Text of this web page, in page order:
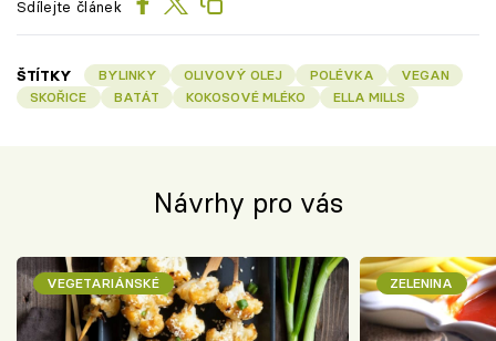
Sdílejte článek
ŠTÍTKY BYLINKY OLIVOVÝ OLEJ POLÉVKA
VEGAN
SKOŘICE
BATÁT KOKOSOVÉ MLÉKO ELLA MILLS
Návrhy pro vás
VEGETARIÁNSKÉ ZELENINA